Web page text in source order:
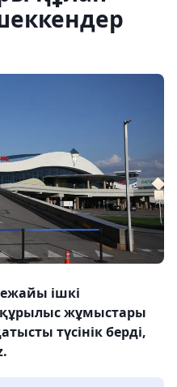
ішкі
құрылыс жұмыстары
түсінік берді,